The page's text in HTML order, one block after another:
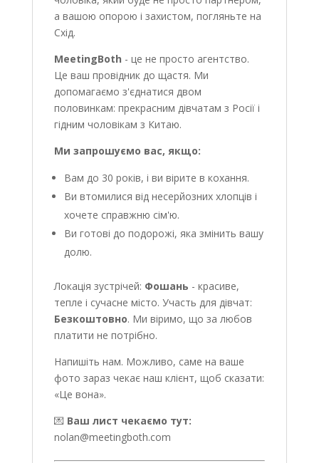
а вашою опорою і захистом, погляньте на
Схід.
MeetingBoth - це не просто агентство.
Це ваш провідник до щастя. Ми
допомагаємо з'єднатися двом
половинкам: прекрасним дівчатам з Росії і
гідним чоловікам з Китаю.
Ми запрошуємо вас, якщо:
Вам до 30 років, і ви вірите в кохання.
Ви втомилися від несерйозних хлопців і
хочете справжню сім'ю.
Ви готові до подорожі, яка змінить вашу
долю.
Локація зустрічей: Фошань - красиве,
тепле і сучасне місто. Участь для дівчат:
Безкоштовно. Ми віримо, що за любов
платити не потрібно.
Напишіть нам. Можливо, саме на ваше
фото зараз чекає наш клієнт, щоб сказати:
«Це вона».
💌 Ваш лист чекаємо тут:
nolan@meetingboth.com